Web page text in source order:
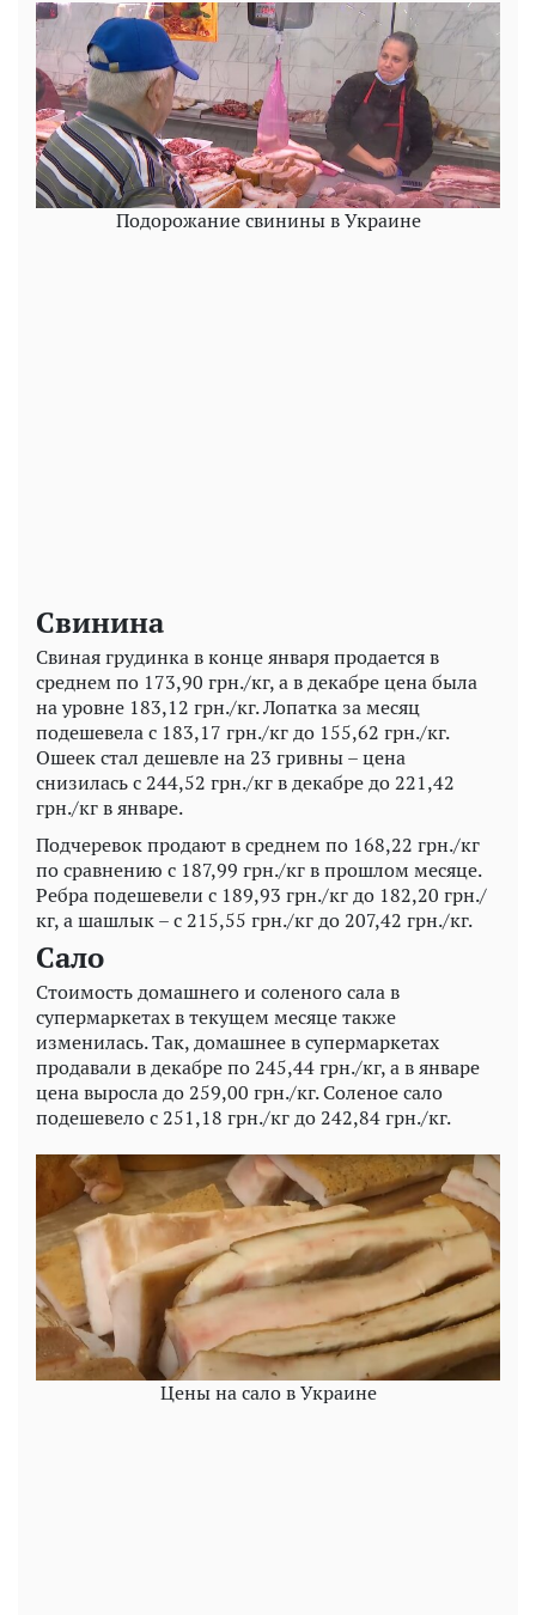
Подорожание свинины в Украине
Свинина
Свиная грудинка в конце января продается в
среднем по 173,90 грн./кг, а в декабре цена была
на уровне 183,12 грн./кг. Лопатка за месяц
подешевела с 183,17 грн./кг до 155,62 грн./кг.
Ошеек стал дешевле на 23 гривны – цена
снизилась с 244,52 грн./кг в декабре до 221,42
грн./кг в январе.
Подчеревок продают в среднем по 168,22 грн./кг
по сравнению с 187,99 грн./кг в прошлом месяце.
Ребра подешевели с 189,93 грн./кг до 182,20 грн./
кг, а шашлык – с 215,55 грн./кг до 207,42 грн./кг.
Сало
Стоимость домашнего и соленого сала в
супермаркетах в текущем месяце также
изменилась. Так, домашнее в супермаркетах
продавали в декабре по 245,44 грн./кг, а в январе
цена выросла до 259,00 грн./кг. Соленое сало
подешевело с 251,18 грн./кг до 242,84 грн./кг.
Цены на сало в Украине